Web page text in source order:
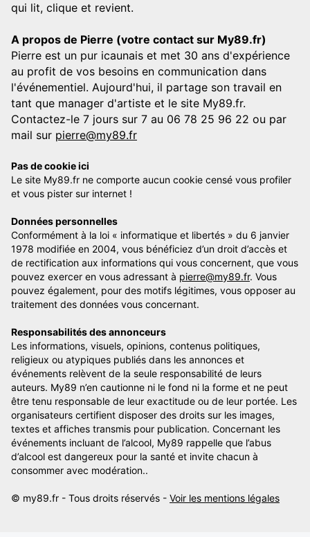
qui lit, clique et revient.
A propos de Pierre (votre contact sur My89.fr)
Pierre est un pur icaunais et met 30 ans d'expérience
au profit de vos besoins en communication dans
l'événementiel. Aujourd'hui, il partage son travail en
tant que manager d'artiste et le site My89.fr.
Contactez-le 7 jours sur 7 au 06 78 25 96 22 ou par
mail sur pierre@my89.fr
Pas de cookie ici
Le site My89.fr ne comporte aucun cookie censé vous profiler
et vous pister sur internet !
Données personnelles
Conformément à la loi « informatique et libertés » du 6 janvier
1978 modifiée en 2004, vous bénéficiez d’un droit d’accès et
de rectification aux informations qui vous concernent, que vous
pouvez exercer en vous adressant à pierre@my89.fr. Vous
pouvez également, pour des motifs légitimes, vous opposer au
traitement des données vous concernant.
Responsabilités des annonceurs
Les informations, visuels, opinions, contenus politiques,
religieux ou atypiques publiés dans les annonces et
événements relèvent de la seule responsabilité de leurs
auteurs. My89 n’en cautionne ni le fond ni la forme et ne peut
être tenu responsable de leur exactitude ou de leur portée. Les
organisateurs certifient disposer des droits sur les images,
textes et affiches transmis pour publication. Concernant les
événements incluant de l’alcool, My89 rappelle que l’abus
d’alcool est dangereux pour la santé et invite chacun à
consommer avec modération..
© my89.fr - Tous droits réservés - Voir les mentions légales